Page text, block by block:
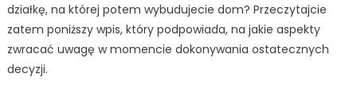
jakie
ogłoszenia
odpowiadać?
działkę, na której potem wybudujecie dom? Przeczytajcie
zatem poniższy wpis, który podpowiada, na jakie aspekty
zwracać uwagę w momencie dokonywania ostatecznych
decyzji.